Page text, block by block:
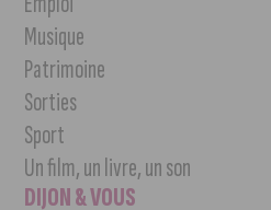
Musique
Patrimoine
Sorties
Sport
Un film, un livre, un son
DIJON & VOUS